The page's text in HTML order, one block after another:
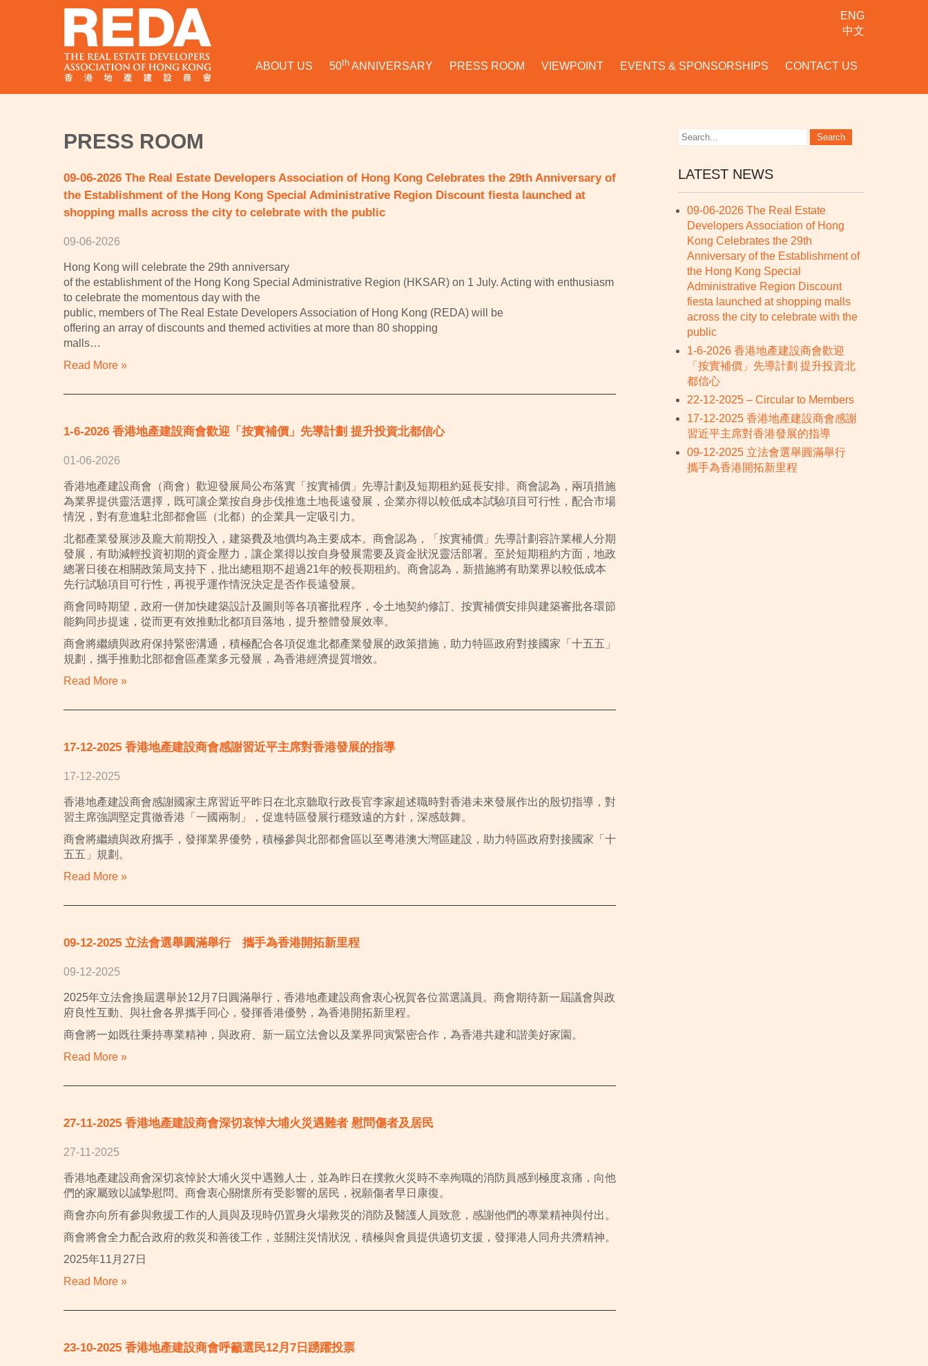
ENG
中文
ABOUT US 50th ANNIVERSARY PRESS ROOM VIEWPOINT EVENTS & SPONSORSHIPS CONTACT US
PRESS ROOM
09-06-2026 The Real Estate Developers Association of Hong Kong Celebrates the 29th Anniversary of
the Establishment of the Hong Kong Special Administrative Region Discount fiesta launched at
shopping malls across the city to celebrate with the public
09-06-2026
Hong Kong will celebrate the 29th anniversary
of the establishment of the Hong Kong Special Administrative Region (HKSAR) on 1 July. Acting with enthusiasm
to celebrate the momentous day with the
public, members of The Real Estate Developers Association of Hong Kong (REDA) will be
offering an array of discounts and themed activities at more than 80 shopping
malls…
Read More »
1-6-2026 香港地產建設商會歡迎「按實補價」先導計劃 提升投資北都信心
01-06-2026
香港地產建設商會（商會）歡迎發展局公布落實「按實補價」先導計劃及短期租約延長安排。商會認為，兩項措施
為業界提供靈活選擇，既可讓企業按自身步伐推進土地長遠發展，企業亦得以較低成本試驗項目可行性，配合市場
情況，對有意進駐北部都會區（北都）的企業具一定吸引力。
北都產業發展涉及龐大前期投入，建築費及地價均為主要成本。商會認為，「按實補價」先導計劃容許業權人分期
發展，有助減輕投資初期的資金壓力，讓企業得以按自身發展需要及資金狀況靈活部署。至於短期租約方面，地政
總署日後在相關政策局支持下，批出總租期不超過21年的較長期租約。商會認為，新措施將有助業界以較低成本
先行試驗項目可行性，再視乎運作情況決定是否作長遠發展。
商會同時期望，政府⼀併加快建築設計及圖則等各項審批程序，令土地契約修訂、按實補價安排與建築審批各環節
能夠同步提速，從而更有效推動北都項目落地，提升整體發展效率。
商會將繼續與政府保持緊密溝通，積極配合各項促進北都產業發展的政策措施，助力特區政府對接國家「十五五」
規劃，攜手推動北部都會區產業多元發展，為香港經濟提質增效。
Read More »
17-12-2025 香港地產建設商會感謝習近平主席對香港發展的指導
17-12-2025
香港地產建設商會感謝國家主席習近平昨日在北京聽取行政長官李家超述職時對香港未來發展作出的殷切指導，對
習主席強調堅定貫徹香港「一國兩制」，促進特區發展行穩致遠的方針，深感鼓舞。
商會將繼續與政府攜手，發揮業界優勢，積極參與北部都會區以至粵港澳大灣區建設，助力特區政府對接國家「十
五五」規劃。
Read More »
09-12-2025 立法會選舉圓滿舉行 攜手為香港開拓新里程
09-12-2025
2025年立法會換屆選舉於12月7日圓滿舉行，香港地產建設商會衷心祝賀各位當選議員。商會期待新一屆議會與政
府良性互動、與社會各界攜手同心，發揮香港優勢，為香港開拓新里程。
商會將一如既往秉持專業精神，與政府、新一屆立法會以及業界同寅緊密合作，為香港共建和諧美好家園。
Read More »
27-11-2025 香港地產建設商會深切哀悼大埔火災遇難者 慰問傷者及居民
27-11-2025
香港地產建設商會深切哀悼於大埔火災中遇難人士，並為昨日在撲救火災時不幸殉職的消防員感到極度哀痛，向他
們的家屬致以誠摯慰問。商會衷心關懷所有受影響的居民，祝願傷者早日康復。
商會亦向所有參與救援工作的人員與及現時仍置身火場救災的消防及醫護人員致意，感謝他們的專業精神與付出。
商會將會全力配合政府的救災和善後工作，並關注災情狀況，積極與會員提供適切支援，發揮港人同舟共濟精神。
2025年11月27日
Read More »
23-10-2025 香港地產建設商會呼籲選民12月7日踴躍投票
LATEST NEWS
09-06-2026 The Real Estate
Developers Association of Hong
Kong Celebrates the 29th
Anniversary of the Establishment of
the Hong Kong Special
Administrative Region Discount
fiesta launched at shopping malls
across the city to celebrate with the
public
1-6-2026 香港地產建設商會歡迎
「按實補價」先導計劃 提升投資北
都信心
22-12-2025 – Circular to Members
17-12-2025 香港地產建設商會感謝
習近平主席對香港發展的指導
09-12-2025 立法會選舉圓滿舉行
攜手為香港開拓新里程